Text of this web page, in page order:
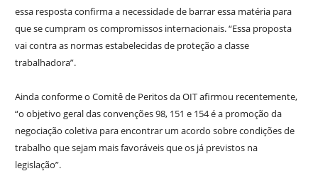
essa resposta confirma a necessidade de barrar essa matéria para
que se cumpram os compromissos internacionais. “Essa proposta
vai contra as normas estabelecidas de proteção a classe
trabalhadora”.
Ainda conforme o Comitê de Peritos da OIT afirmou recentemente,
“o objetivo geral das convenções 98, 151 e 154 é a promoção da
negociação coletiva para encontrar um acordo sobre condições de
trabalho que sejam mais favoráveis que os já previstos na
legislação”.